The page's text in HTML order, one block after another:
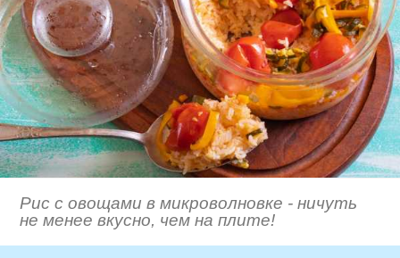
Рис с овощами в микроволновке - ничуть
не менее вкусно, чем на плите!